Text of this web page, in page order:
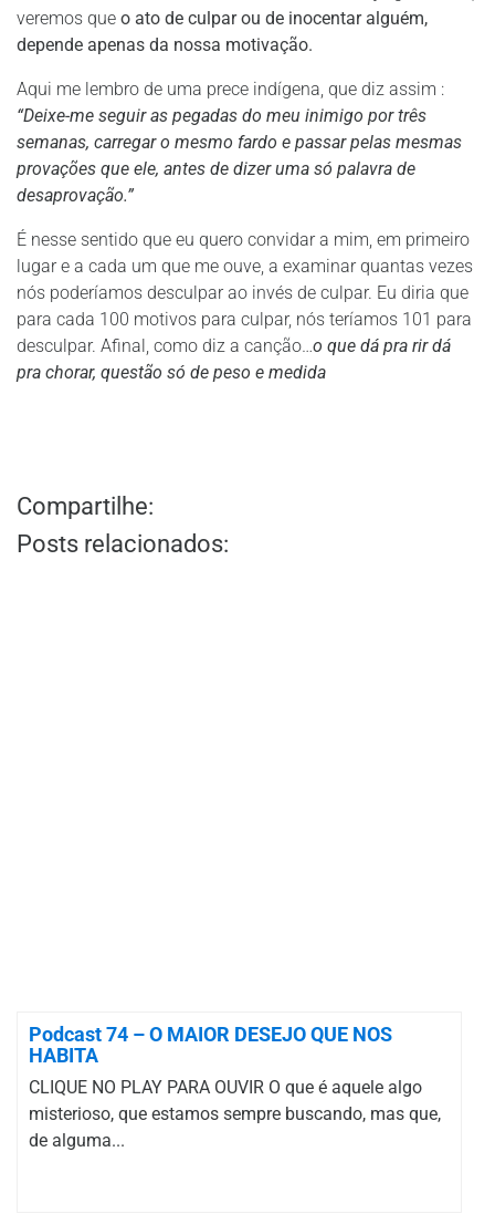
veremos que o ato de culpar ou de inocentar alguém,
depende apenas da nossa motivação.
Aqui me lembro de uma prece indígena, que diz assim :
“Deixe-me seguir as pegadas do meu inimigo por três
semanas, carregar o mesmo fardo e passar pelas mesmas
provações que ele, antes de dizer uma só palavra de
desaprovação.”
É nesse sentido que eu quero convidar a mim, em primeiro
lugar e a cada um que me ouve, a examinar quantas vezes
nós poderíamos desculpar ao invés de culpar. Eu diria que
para cada 100 motivos para culpar, nós teríamos 101 para
desculpar. Afinal, como diz a canção…o que dá pra rir dá
pra chorar, questão só de peso e medida
Compartilhe:
Posts relacionados:
Podcast 74 – O MAIOR DESEJO QUE NOS
HABITA
CLIQUE NO PLAY PARA OUVIR O que é aquele algo
misterioso, que estamos sempre buscando, mas que,
de alguma...